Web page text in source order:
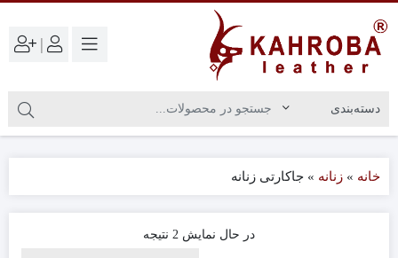
|
خانه » زنانه » جاکارتی زنانه
در حال نمایش 2 نتیجه